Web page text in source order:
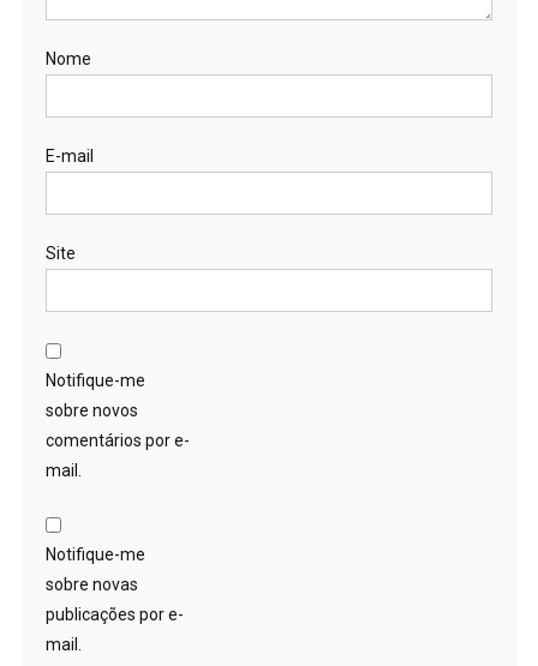
Nome
E-mail
Site
Notifique-me
sobre novos
comentários por e-
mail.
Notifique-me
sobre novas
publicações por e-
mail.